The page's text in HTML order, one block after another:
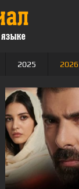
2025 2026